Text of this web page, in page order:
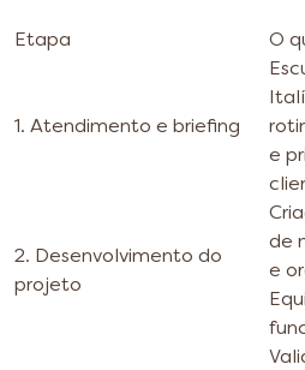
Etapa O
1. Atendimento e briefing
e
2. Desenvolvimento do
projeto
de
e